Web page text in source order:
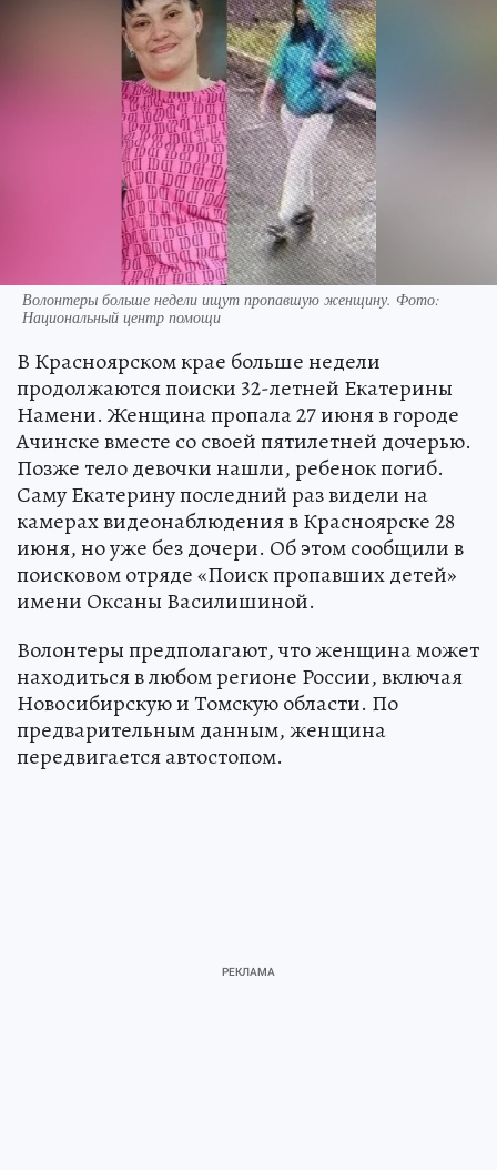
Волонтеры больше недели ищут пропавшую женщину. Фото:
Национальный центр помощи
В Красноярском крае больше недели
продолжаются поиски 32-летней Екатерины
Намени. Женщина пропала 27 июня в городе
Ачинске вместе со своей пятилетней дочерью.
Позже тело девочки нашли, ребенок погиб.
Саму Екатерину последний раз видели на
камерах видеонаблюдения в Красноярске 28
июня, но уже без дочери. Об этом сообщили в
поисковом отряде «Поиск пропавших детей»
имени Оксаны Василишиной.
Волонтеры предполагают, что женщина может
находиться в любом регионе России, включая
Новосибирскую и Томскую области. По
предварительным данным, женщина
передвигается автостопом.